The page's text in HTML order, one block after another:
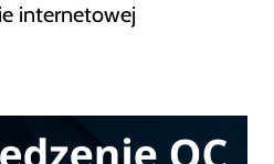
internetowej